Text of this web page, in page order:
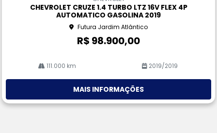
CHEVROLET CRUZE 1.4 TURBO LTZ 16V FLEX 4P
AUTOMATICO GASOLINA 2019
Futura Jardim Atlântico
R$ 98.900,00
111.000 km 2019/2019
MAIS INFORMAÇÕES